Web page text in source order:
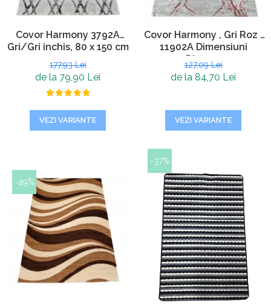
Covor Harmony 3792A
Gri/Gri inchis, 80 x 150 cm
177,93 Lei
de la 79,90 Lei
VEZI VARIANTE
Covor Harmony , Gri Roz ,
11902A Dimensiuni
Diverse
127,09 Lei
de la 84,70 Lei
VEZI VARIANTE
-49%
-37%